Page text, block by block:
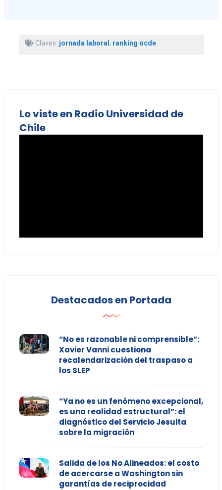
Claves: jornada laboral, ranking ocde
Lo viste en Radio Universidad de
Chile
Destacados en Portada
“No es razonable ni comprensible”:
Xavier Vanni cuestiona
recalendarización del traspaso a
los SLEP
“Ya no es un fenómeno excepcional,
es una realidad estructural”: el
diagnóstico del Servicio Jesuita
sobre la migración
Salida de los No Alineados: el costo
de acercarse a Washington sin
garantías de reciprocidad